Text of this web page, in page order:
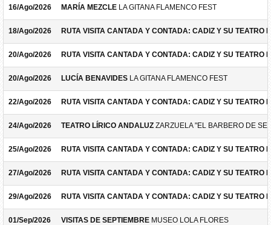
16/Ago/2026 MARÍA MEZCLE LA GITANA FLAMENCO FEST
18/Ago/2026 RUTA VISITA CANTADA Y CONTADA: CADIZ Y SU TEATRO
20/Ago/2026 RUTA VISITA CANTADA Y CONTADA: CADIZ Y SU TEATRO
20/Ago/2026 LUCÍA BENAVIDES LA GITANA FLAMENCO FEST
22/Ago/2026 RUTA VISITA CANTADA Y CONTADA: CADIZ Y SU TEATRO
24/Ago/2026 TEATRO LÍRICO ANDALUZ ZARZUELA "EL BARBERO DE
25/Ago/2026 RUTA VISITA CANTADA Y CONTADA: CADIZ Y SU TEATRO
27/Ago/2026 RUTA VISITA CANTADA Y CONTADA: CADIZ Y SU TEATRO
29/Ago/2026 RUTA VISITA CANTADA Y CONTADA: CADIZ Y SU TEATRO
01/Sep/2026 VISITAS DE SEPTIEMBRE MUSEO LOLA FLORES